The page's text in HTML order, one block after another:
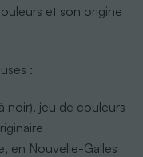
et son origine
:
noir), jeu de couleurs
en Nouvelle-Galles